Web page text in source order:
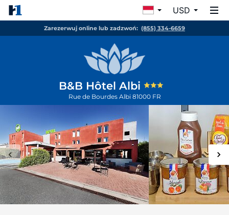
USD
Zarezerwuj online lub zadzwoń: (855) 334-6659
B&B Hôtel Albi
Rue de Bourdes Albi 81000 FR